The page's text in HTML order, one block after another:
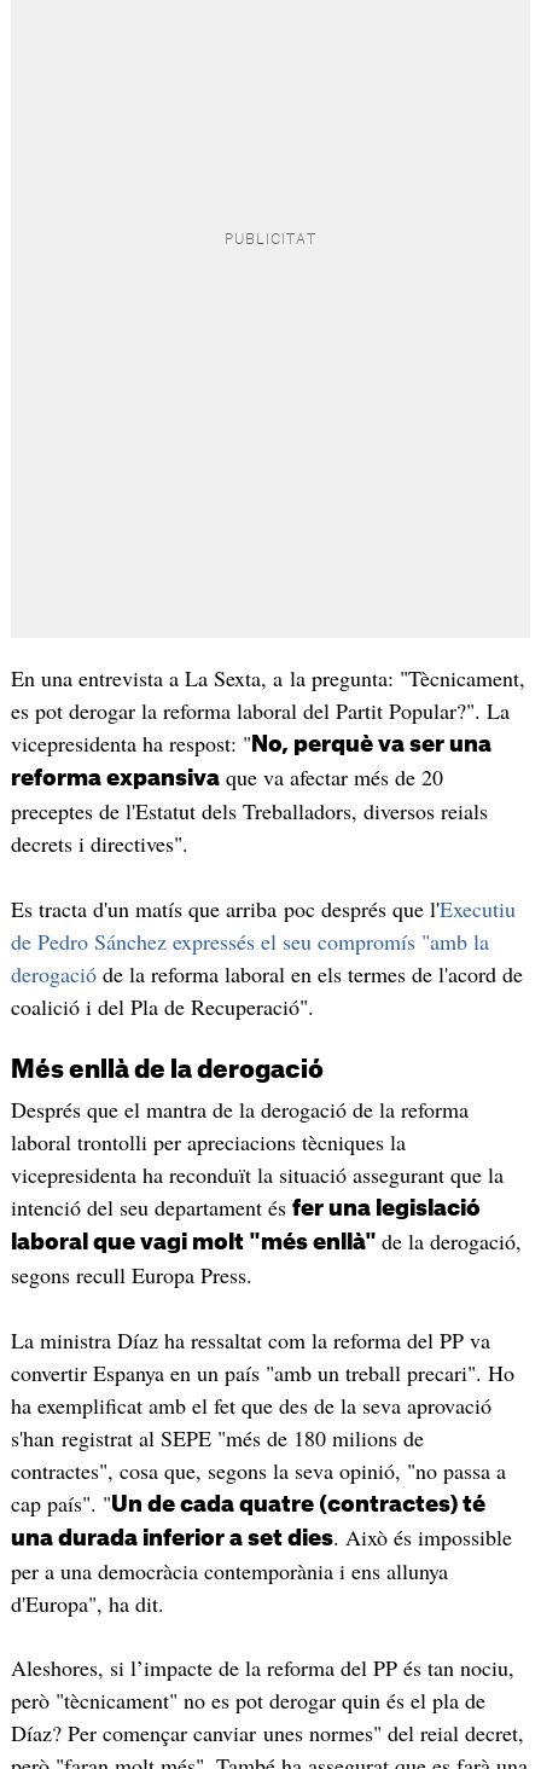
En una entrevista a La Sexta, a la pregunta: "Tècnicament,
es pot derogar la reforma laboral del Partit Popular?". La
vicepresidenta ha respost: " No, perquè va ser una
reforma expansivaque va afectar més de 20
preceptes de l'Estatut dels Treballadors, diversos reials
decrets i directives".
Es tracta d'un matís que arriba poc després que l'Executiu
de Pedro Sánchez expressés el seu compromís "amb la
derogació de la reforma laboral en els termes de l'acord de
coalició i del Pla de Recuperació".
Més enllà de la derogació
Després que el mantra de la derogació de la reforma
laboral trontolli per apreciacions tècniques la
vicepresidenta ha reconduït la situació assegurant que la
intenció del seu departament és fer una legislació
laboral que vagi molt "més enllà" de la derogació,
segons recull Europa Press.
La ministra Díaz ha ressaltat com la reforma del PP va
convertir Espanya en un país "amb un treball precari". Ho
ha exemplificat amb el fet que des de la seva aprovació
s'han registrat al SEPE "més de 180 milions de
contractes", cosa que, segons la seva opinió, "no passa a
cap país". "Un de cada quatre (contractes) té
una durada inferior a set dies. Això és impossible
per a una democràcia contemporània i ens allunya
d'Europa", ha dit.
Aleshores, si l’impacte de la reforma del PP és tan nociu,
però "tècnicament" no es pot derogar quin és el pla de
Díaz? Per començar canviar unes normes" del reial decret,